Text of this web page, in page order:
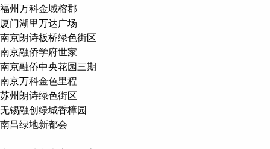
福州万科金域榕郡
厦门湖里万达广场
南京朗诗板桥绿色街区
南京融侨学府世家
南京融侨中央花园三期
南京万科金色里程
苏州朗诗绿色街区
无锡融创绿城香樟园
南昌绿地新都会